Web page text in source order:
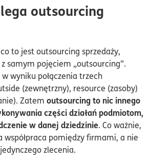
outsourcing
to jest outsourcing sprzedaży,
samym pojęciem „outsourcing”.
wyniku połączenia trzech
(zewnętrzny), resource (zasoby)
Zatem outsourcing to nic innego
części działań podmiotom,
w danej dziedzinie. Co ważnie,
współpraca pomiędzy firmami, a nie
zlecenia.